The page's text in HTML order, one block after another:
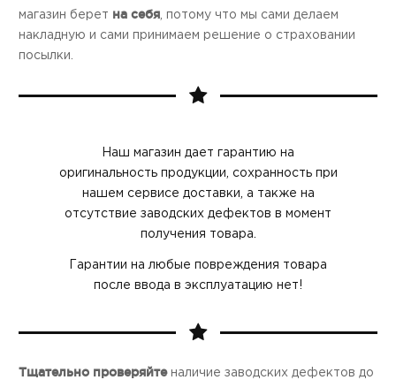
магазин берет на себя , потому что мы сами делаем
накладную и сами принимаем решение о страховании
посылки.
Наш магазин дает гарантию на
оригинальность продукции, cохранность при
нашем сервисе доставки, а также на
отсутствие заводских дефектов в момент
получения товара.
Гарантии на любые повреждения товара
после ввода в эксплуатацию нет!
Тщательно проверяйтеналичие заводских дефектов до